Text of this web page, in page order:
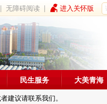
|无障碍阅读 | 进入关怀版
建议请联系我们。
民生服务 大美青海